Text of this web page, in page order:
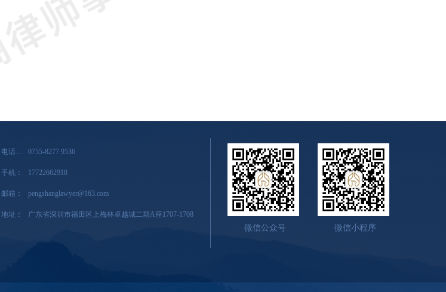
微信公众号 微信小程序
电话：0755-82779536&17722662918 0755-8277 9536
手机： 17722662918
邮箱： pengshanglawyer@163.com
地址： 广东省深圳市福田区上梅林卓越城二期A座1707-1708